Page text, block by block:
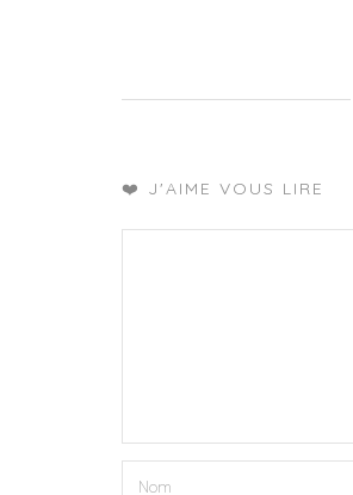
❤️ J'AIME VOUS LIRE